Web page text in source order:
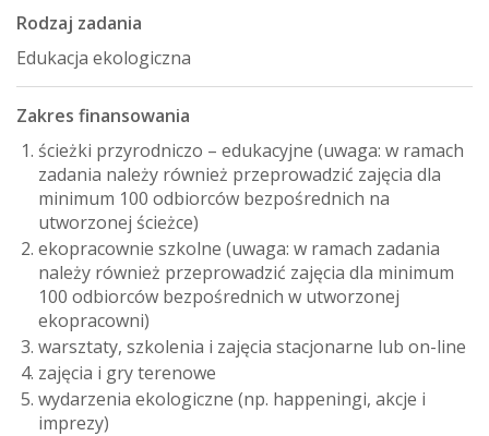
Rodzaj zadania
Edukacja ekologiczna
Zakres finansowania
ścieżki przyrodniczo – edukacyjne (uwaga: w ramach
zadania należy również przeprowadzić zajęcia dla
minimum 100 odbiorców bezpośrednich na
utworzonej ścieżce)
ekopracownie szkolne (uwaga: w ramach zadania
należy również przeprowadzić zajęcia dla minimum
100 odbiorców bezpośrednich w utworzonej
ekopracowni)
warsztaty, szkolenia i zajęcia stacjonarne lub on-line
zajęcia i gry terenowe
wydarzenia ekologiczne (np. happeningi, akcje i
imprezy)